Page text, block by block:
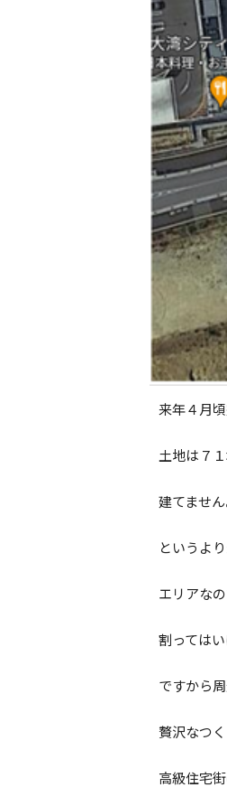
来年４月頃
土地は７
建てませ
というよ
エリアな
割ってはい
ですから
贅沢なつ
高級住宅